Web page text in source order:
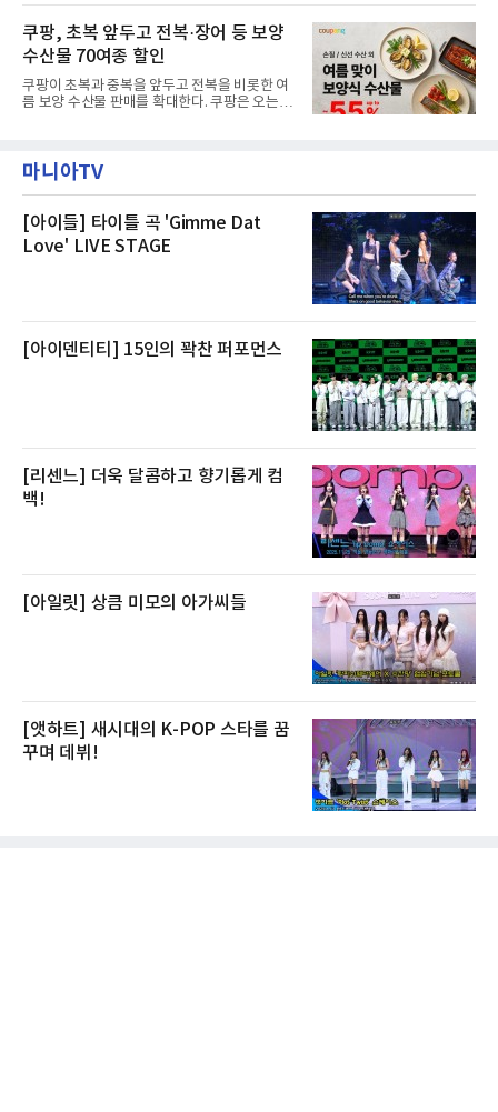
것으로 확인됐다”고 설명했다.이어 “정확한 화
재 원인은 추후 조사될
으로 여유로운 저녁 시간부터 호텔 스테이를 시
작할 수 있도록 준비됐다.앰배서더 서울 풀만 호
텔 측은 “퇴근 후 또는 주말 도심 속에서 짧지만
온전한 휴식을 원하는 고객들에게 특별한 경험
을 제공한다”고 밝혔다.패키지는 디럭스와 이그
제큐티브 두 가지 타입으로 구성된다. 디럭스 패
키지는 객실 1박(룸 온리)으로 심플한 호캉스를
스 센터 사우나 2인 이용 혜택이 포함된다.특히
클럽 앰배서더 라운지
쿠팡, 초복 앞두고 전복·장어 등 보양
수산물 70여종 할인
쿠팡이 초복과 중복을 앞두고 전복을 비롯한 여
름 보양 수산물 판매를 확대한다. 쿠팡은 오는
우 등이 포함됐다. 쿠팡은 올해 큰 크기의 전복
생산량이 늘어난 점을 반영해 주요 산지 상품을
전복은 산지에서 채취한 뒤 전국으로 직송되는
방식으로 운영된다. 신선도가 중요한 상품인 만
큼 이르면 다음 날 오전 배송이 가능하도록 물류
마니아TV
[아이들] 타이틀 곡 'Gimme Dat
Love' LIVE STAGE
[아이덴티티] 15인의 꽉찬 퍼포먼스
[리센느] 더욱 달콤하고 향기롭게 컴
백!
[아일릿] 상큼 미모의 아가씨들
[앳하트] 새시대의 K-POP 스타를 꿈
꾸며 데뷔!